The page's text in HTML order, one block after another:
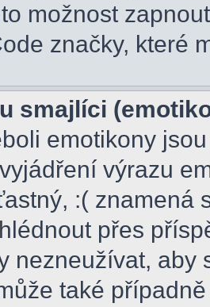
možnost
značky, které
smajlíci
emotikony
výrazu
:( znamená
přes
nezneužívat, aby
také